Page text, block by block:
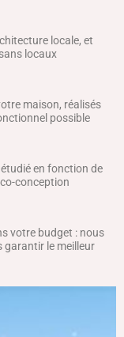
locale, et
locaux
maison, réalisés
possible
en fonction de
conception
votre budget : nous
garantir le meilleur